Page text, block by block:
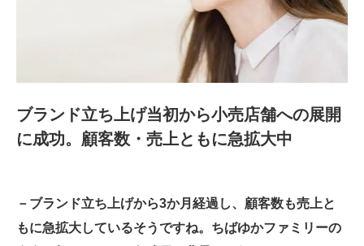
ブランド立ち上げ当初から小売店舗への展開
に成功。顧客数・売上ともに急拡大中
－ブランド立ち上げから3か月経過し、顧客数も売上と
もに急拡大しているそうですね。ちばゆかファミリーの